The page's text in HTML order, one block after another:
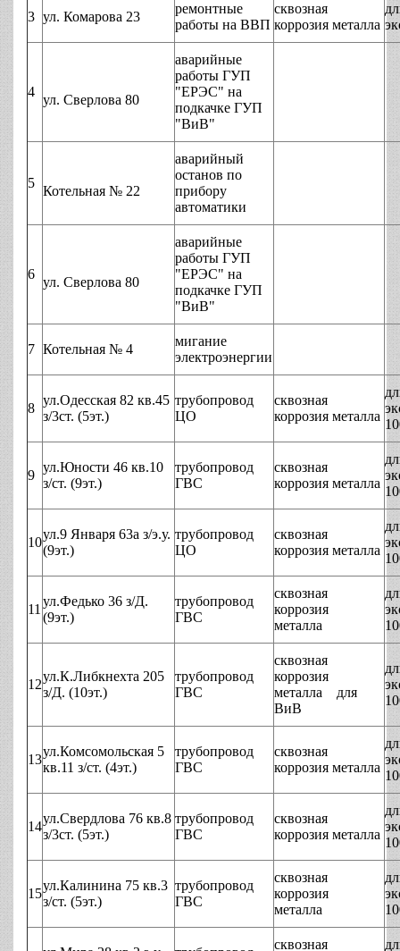
3 ул. Комарова 23
ремонтные
работы на ВВП
сквозная
коррозия металла
4
ул. Сверлова 80
аварийные
работы ГУП
"ЕРЭС" на
подкачке ГУП
"ВиВ"
5
Котельная № 22
аварийный
останов по
прибору
автоматики
6
ул. Сверлова 80
аварийные
работы ГУП
"ЕРЭС" на
подкачке ГУП
"ВиВ"
7 Котельная № 4
мигание
электроэнергии
8
ул.Одесская 82 кв.45
з/3ст. (5эт.)
трубопровод
ЦО
сквозная
коррозия металла
9
ул.Юности 46 кв.10
з/ст. (9эт.)
трубопровод
ГВС
сквозная
коррозия металла
10
ул.9 Января 63а з/э.у.
(9эт.)
трубопровод
ЦО
сквозная
коррозия металла
11
ул.Федько 36 з/Д.
(9эт.)
трубопровод
ГВС
сквозная
коррозия
металла
12
ул.К.Либкнехта 205
з/Д. (10эт.)
трубопровод
ГВС
сквозная
коррозия
металла для
ВиВ
13
ул.Комсомольская 5
кв.11 з/ст. (4эт.)
трубопровод
ГВС
сквозная
коррозия металла
14
ул.Свердлова 76 кв.8
з/3ст. (5эт.)
трубопровод
ГВС
сквозная
коррозия металла
15
ул.Калинина 75 кв.3
з/ст. (5эт.)
трубопровод
ГВС
сквозная
коррозия
металла
сквозная